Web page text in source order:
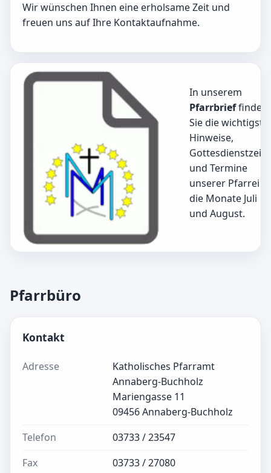
Wir wünschen Ihnen eine erholsame Zeit und
freuen uns auf Ihre Kontaktaufnahme.
In unserem
Pfarrbrieffinden
Sie die
Hinweise,
und Termine
unserer Pfarrei
die Monate Juli
und August.
Pfarrbüro
Kontakt
Adresse
Katholisches Pfarramt
Annaberg-Buchholz
Mariengasse 11
09456 Annaberg-Buchholz
Telefon
03733 / 23547
Fax
03733 / 27080